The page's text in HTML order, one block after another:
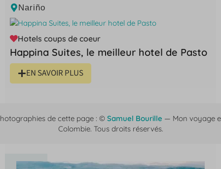
Nariño
Hotels coups de coeur
Happina Suites, le meilleur hotel de Pasto
EN SAVOIR PLUS
de cette page : © Samuel Bourille — Mon voyage
Colombie. Tous droits réservés.